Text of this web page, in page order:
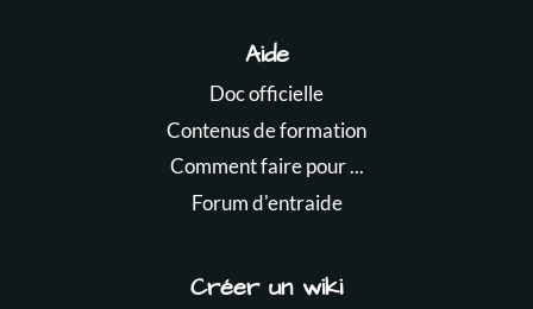
Aide
Doc officielle
Contenus de formation
Comment faire pour ...
Forum d'entraide
Créer un wiki